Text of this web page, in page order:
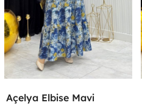
Açelya Elbise Mavi